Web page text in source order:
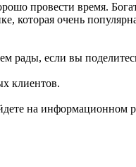
провести время.
которая очень
если вы
клиентов.
на информационном